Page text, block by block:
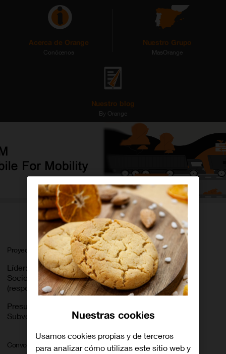
Acerca de Orange
Conócenos
Nuestro Grupo
MasOrange
Nuestro blog
By Orange
Proyecto presentado en consorcio por:
Líder:
Libelium
Socio:
Orange Espagne S.A.U.
(responsabilidad compartida al 50%)
Presupuesto total: 615.385 €
Subvención adjudicada:400.000 €
Convocatoria:
Nuestras cookies
Usamos cookies propias y de terceros
para analizar cómo utilizas este sitio web y